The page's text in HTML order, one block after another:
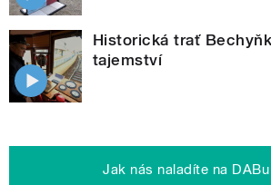
Historická trať
tajemství
Jak nás naladíte na DABu